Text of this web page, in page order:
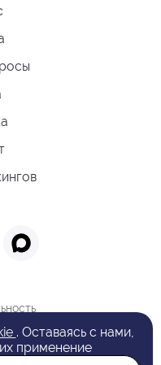
cookie
. Оставаясь с нами,
применение